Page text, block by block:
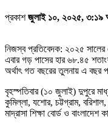
প্রকাশজুলাই ১০, ২০২৫, ৩:১৯
নিজস্ব প্রতিবেদক: ২০২৫
এবার গড় পাসের হার ৬৮.৪৫
অর্থাৎ গত বছরের তুলনায় এ বছর
বৃহস্পতিবার (১০ জুলাই) দুপুরে
কুমিল্লা, যশোর, চট্টগ্রাম,
মাদ্রাসা শিক্ষা বোর্ড ও